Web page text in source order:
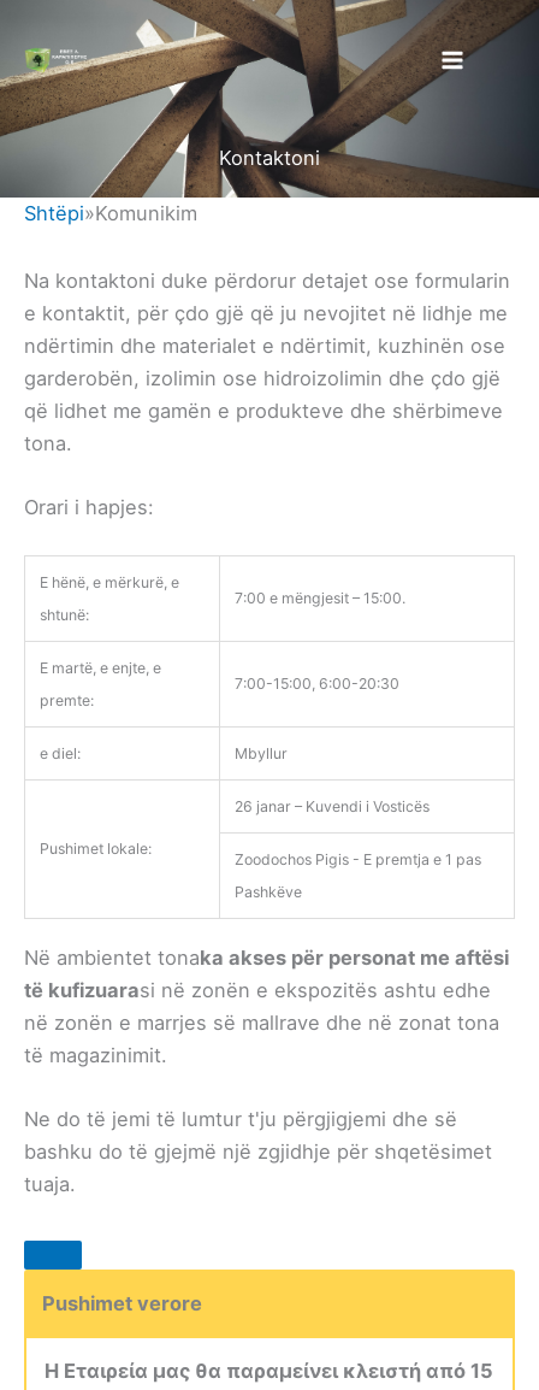
përmbajtja
Kontaktoni
Shtëpi»Komunikim
Na kontaktoni duke përdorur detajet ose formularin
e kontaktit, për çdo gjë që ju nevojitet në lidhje me
ndërtimin dhe materialet e ndërtimit, kuzhinën ose
garderobën, izolimin ose hidroizolimin dhe çdo gjë
që lidhet me gamën e produkteve dhe shërbimeve
tona.
Orari i hapjes:
E hënë, e mërkurë, e
shtunë:
7:00 e mëngjesit – 15:00.
E martë, e enjte, e
premte:
7:00-15:00, 6:00-20:30
e diel: Mbyllur
Pushimet lokale:
26 janar – Kuvendi i Vosticës
Zoodochos Pigis - E premtja e 1 pas
Pashkëve
Në ambientet tonaka akses për personat me aftësi
të kufizuarasi në zonën e ekspozitës ashtu edhe
në zonën e marrjes së mallrave dhe në zonat tona
të magazinimit.
Ne do të jemi të lumtur t'ju përgjigjemi dhe së
bashku do të gjejmë një zgjidhje për shqetësimet
tuaja.
Pushimet verore
Η Εταιρεία μας θα παραμείνει κλειστή από 15